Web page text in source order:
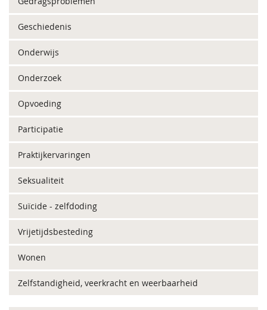
Geschiedenis
Onderwijs
Onderzoek
Opvoeding
Participatie
Praktijkervaringen
Seksualiteit
Suïcide - zelfdoding
Vrijetijdsbesteding
Wonen
Zelfstandigheid, veerkracht en weerbaarheid